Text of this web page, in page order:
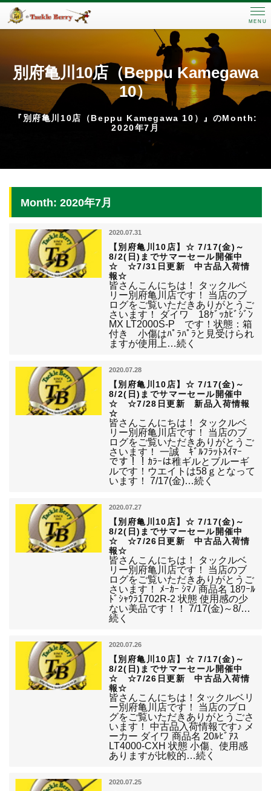
MENU
別府亀川10店（Beppu Kamegawa
10）
『別府亀川10店（Beppu Kamegawa 10）』のMonth:
2020年7月
Month: 2020年7月
2020.07.31
【別府亀川10店】☆ 7/17(金)～
8/2(日)までサマーセール開催中
☆ ☆7/31日更新 中古品入荷情
報☆
皆さんこんにちは！ タックルベ
リー別府亀川店です！ 当店のブ
ログをご覧いただきありがとうご
さいます！ ダイワ 18ｹﾞｯｶﾋﾞｼﾞﾝ
MX LT2000S-P です！状態：箱
付き 小傷はﾊﾟﾗﾊﾟﾗと見受けられ
ますが使用上…続く
2020.07.28
【別府亀川10店】☆ 7/17(金)～
8/2(日)までサマーセール開催中
☆ ☆7/28日更新 新品入荷情報
☆
皆さんこんにちは！ タックルベ
リー別府亀川店です！ 当店のブ
ログをご覧いただきありがとうご
さいます！ 一誠 ｷﾞﾙﾌﾗｯﾄｽｲﾏｰ
です！！ｶﾗｰは稚ギルとブルーギ
ルです！ウエイトは58ｇとなって
います！ 7/17(金)…続く
2020.07.27
【別府亀川10店】☆ 7/17(金)～
8/2(日)までサマーセール開催中
☆ ☆7/26日更新 中古品入荷情
報☆
皆さんこんにちは！ タックルベ
リー別府亀川店です！ 当店のブ
ログをご覧いただきありがとうご
さいます！ ﾒｰｶｰ ｼﾏﾉ 商品名 18ﾜｰﾙ
ﾄﾞｼｬｳﾗ1702R-2 状態 使用感の少
ない美品です！！ 7/17(金)～8/…
続く
2020.07.26
【別府亀川10店】☆ 7/17(金)～
8/2(日)までサマーセール開催中
☆ ☆7/26日更新 中古品入荷情
報☆
皆さんこんにちは！タックルベリ
ー別府亀川店です！ 当店のブロ
グをご覧いただきありがとうごさ
います！ 中古品入荷情報です♪ メ
ーカー ダイワ 商品名 20ﾙﾋﾞｱｽ
LT4000-CXH 状態 小傷、使用感
ありますが比較的…続く
2020.07.25